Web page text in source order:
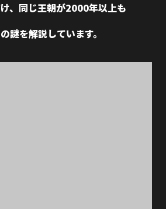
、同じ王朝が2000年以上も
謎を解説しています。